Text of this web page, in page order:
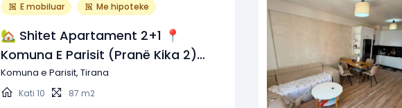
E mobiluar Me hipoteke
🏡 Shitet Apartament 2+1 📍
Komuna E Parisit (pranë Kika 2)💰
Çmimi: 250.000.000 Lekë
Komuna e Parisit, Tirana
Kati 10 87 m2